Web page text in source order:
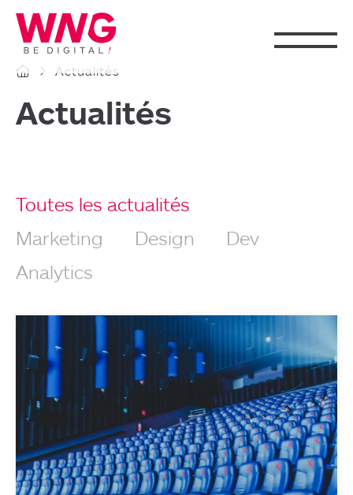
Actualités
Actualités
Toutes les actualités
Marketing
Design
Dev
Analytics
Cookies management panel